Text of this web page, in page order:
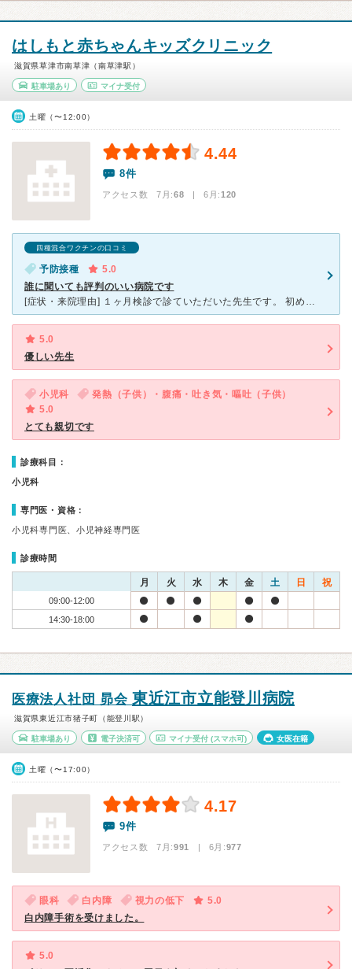
はしもと赤ちゃんキッズクリニック
滋賀県草津市南草津（南草津駅）
駐車場あり マイナ受付
土曜（〜12:00）
4.44
8件
アクセス数 7月:68 | 6月:120
四種混合ワクチンの口コミ
予防接種
5.0
誰に聞いても評判のいい病院です
[症状・来院理由] １ヶ月検診で診ていただいた先生です。 初めての予防接種は他の病院で済ませたのですが周囲のママさんの評判があまりにも良いし、自宅からも近いので、こちらに変更しました。 [医師の
5.0
優しい先生
小児科
発熱（子供）・腹痛・吐き気・嘔吐（子供）
5.0
とても親切です
診療科目：
小児科
専門医・資格：
小児科専門医、小児神経専門医
診療時間
月 火 水 木 金 土 日 祝
09:00-12:00
14:30-18:00
医療法人社団 昴会 東近江市立能登川病院
滋賀県東近江市猪子町（能登川駅）
駐車場あり 電子決済可 マイナ受付 (スマホ可) 女医在籍
土曜（〜17:00）
4.17
9件
アクセス数 7月:991 | 6月:977
眼科 白内障 視力の低下
5.0
白内障手術を受けました。
5.0